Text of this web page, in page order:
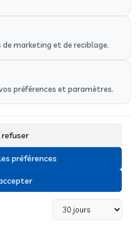
médical, VSL, ambulance
à Montfort-sur-Meu
et-Vilaine.
de marketing et de reciblage.
préférences et paramètres.
refuser
préférences